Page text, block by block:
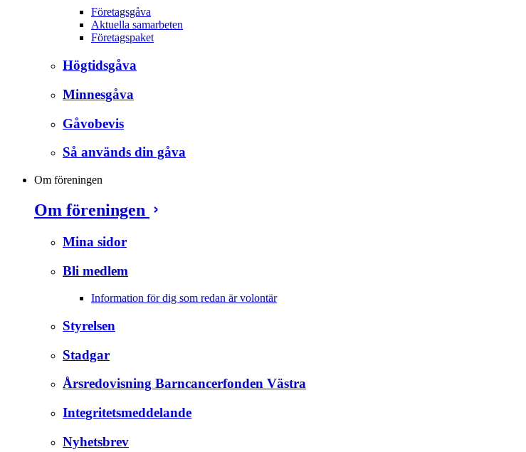
Företagsgåva
Aktuella samarbeten
Företagspaket
Högtidsgåva
Minnesgåva
Gåvobevis
Så används din gåva
Om föreningen
Om föreningen
Mina sidor
Bli medlem
Information för dig som redan är volontär
Styrelsen
Stadgar
Årsredovisning Barncancerfonden Västra
Integritetsmeddelande
Nyhetsbrev